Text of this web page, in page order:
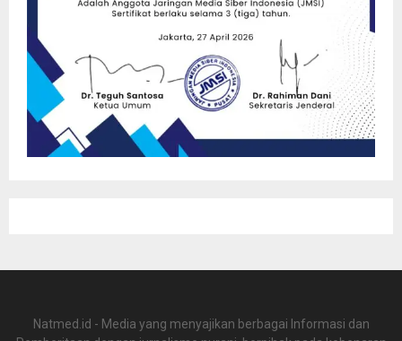
Natmed.id - Media yang menyajikan berbagai Informasi dan